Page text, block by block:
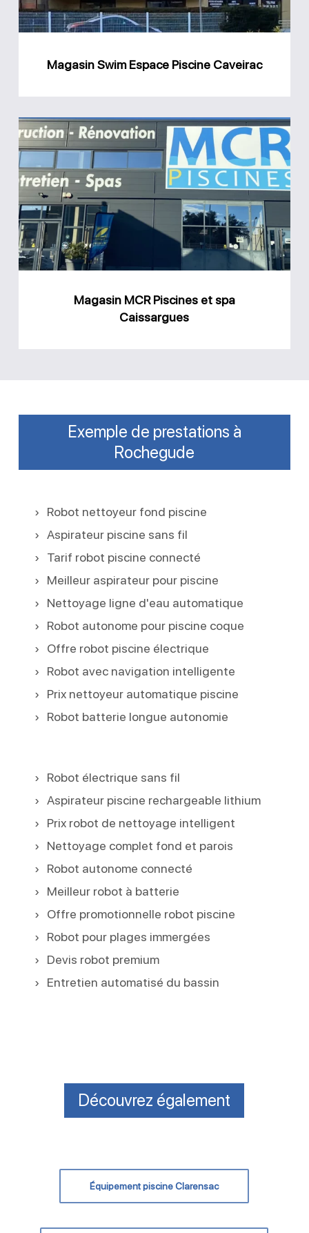
Magasin Swim Espace Piscine Caveirac
Magasin
MCR
Piscines
et
spa
Caissargues
Magasin MCR Piscines et spa
Caissargues
Exemple de prestations à
Rochegude
Robot nettoyeur fond piscine
Aspirateur piscine sans fil
Tarif robot piscine connecté
Meilleur aspirateur pour piscine
Nettoyage ligne d'eau automatique
Robot autonome pour piscine coque
Offre robot piscine électrique
Robot avec navigation intelligente
Prix nettoyeur automatique piscine
Robot batterie longue autonomie
Robot électrique sans fil
Aspirateur piscine rechargeable lithium
Prix robot de nettoyage intelligent
Nettoyage complet fond et parois
Robot autonome connecté
Meilleur robot à batterie
Offre promotionnelle robot piscine
Robot pour plages immergées
Devis robot premium
Entretien automatisé du bassin
Découvrez également
Équipement piscine Clarensac